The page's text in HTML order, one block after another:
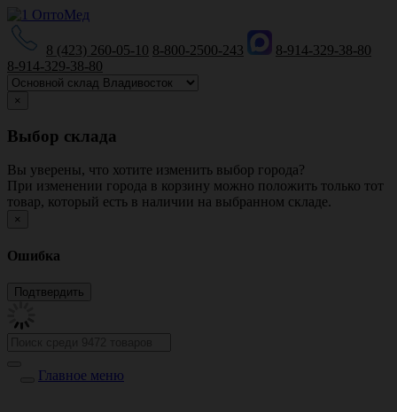
8 (423) 260-05-10 8-800-2500-243
8-914-329-38-80
8-914-329-38-80
×
Выбор склада
Вы уверены, что хотите изменить выбор города?
При изменении города в корзину можно положить только тот
товар, который есть в наличии на выбранном складе.
×
Ошибка
Главное меню